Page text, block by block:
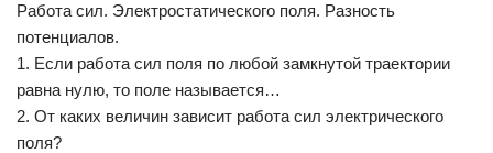
Работа сил. Электростатического поля. Разность
потенциалов.
1. Если работа сил поля по любой замкнутой траектории
равна нулю, то поле называется…
2. От каких величин зависит работа сил электрического
поля?